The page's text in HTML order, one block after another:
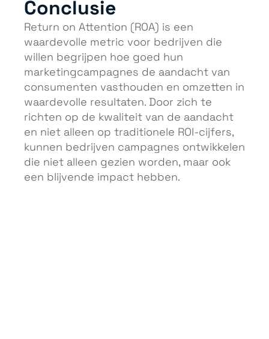
Conclusie
Return on Attention (ROA) is een
waardevolle metric voor bedrijven die
willen begrijpen hoe goed hun
marketingcampagnes de aandacht van
consumenten vasthouden en omzetten in
waardevolle resultaten. Door zich te
richten op de kwaliteit van de aandacht
en niet alleen op traditionele ROI-cijfers,
kunnen bedrijven campagnes ontwikkelen
die niet alleen gezien worden, maar ook
een blijvende impact hebben.